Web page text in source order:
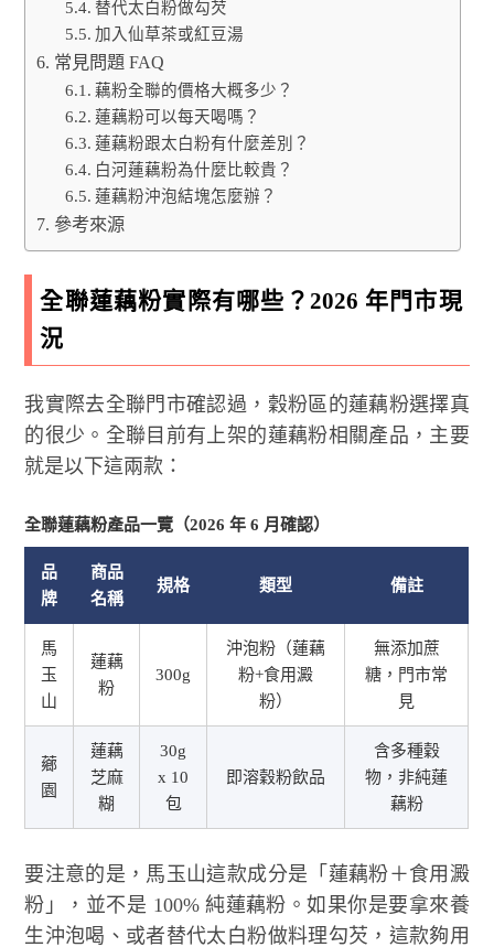
替代太白粉做勾芡
加入仙草茶或紅豆湯
常見問題 FAQ
藕粉全聯的價格大概多少？
蓮藕粉可以每天喝嗎？
蓮藕粉跟太白粉有什麼差別？
白河蓮藕粉為什麼比較貴？
蓮藕粉沖泡結塊怎麼辦？
參考來源
全聯蓮藕粉實際有哪些？2026 年門市現
況
我實際去全聯門市確認過，穀粉區的蓮藕粉選擇真
的很少。全聯目前有上架的蓮藕粉相關產品，主要
就是以下這兩款：
全聯蓮藕粉產品一覽（2026 年 6 月確認）
品
牌
商品
名稱
規格 類型 備註
馬
玉
山
蓮藕
粉
300g
沖泡粉（蓮藕
粉+食用澱
粉）
無添加蔗
糖，門市常
見
薌
園
蓮藕
芝麻
糊
30g
x 10
包
即溶穀粉飲品
含多種穀
物，非純蓮
藕粉
要注意的是，馬玉山這款成分是「蓮藕粉＋食用澱
粉」，並不是 100% 純蓮藕粉。如果你是要拿來養
生沖泡喝、或者替代太白粉做料理勾芡，這款夠用